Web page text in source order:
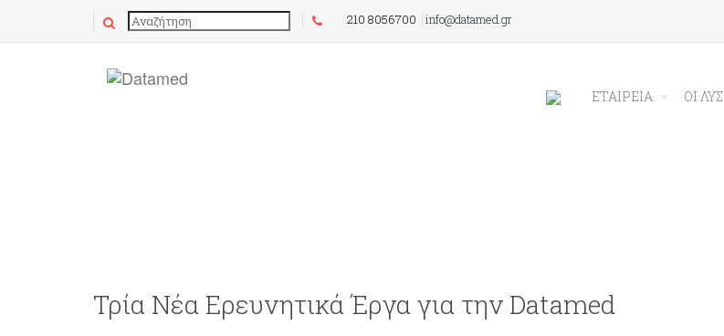
210 8056700 info@datamed.gr
ΕΤΑΙΡΕΙΑ ΟΙ
Τρία Νέα Ερευνητικά Έργα για την Datamed